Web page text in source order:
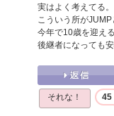
実はよく考えてる。
こういう所がJUMP
今年で10歳を迎え
後継者になっても
それな！ 45